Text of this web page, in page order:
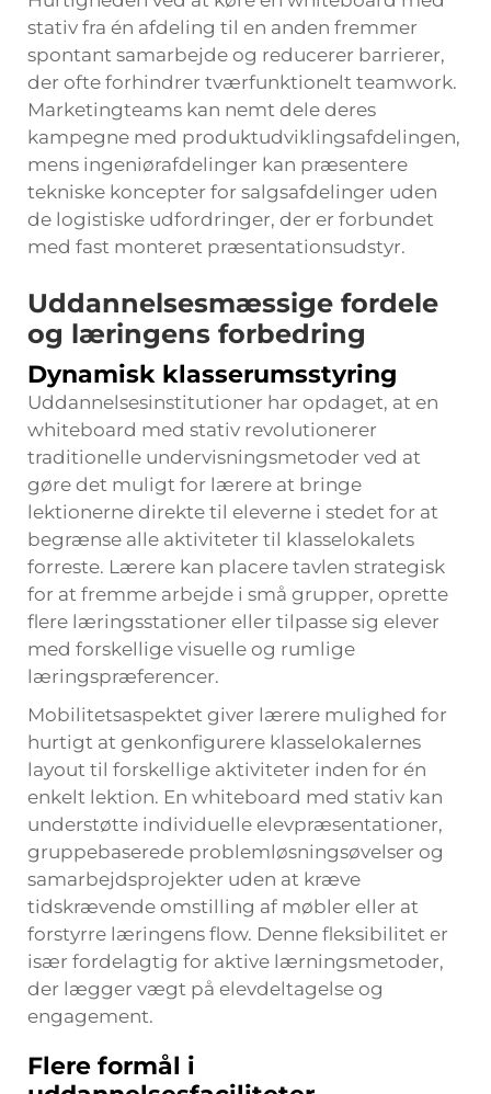
stativ fra én afdeling til en anden fremmer
spontant samarbejde og reducerer barrierer,
der ofte forhindrer tværfunktionelt teamwork.
Marketingteams kan nemt dele deres
kampegne med produktudviklingsafdelingen,
mens ingeniørafdelinger kan præsentere
tekniske koncepter for salgsafdelinger uden
de logistiske udfordringer, der er forbundet
med fast monteret præsentationsudstyr.
Uddannelsesmæssige fordele
og læringens forbedring
Dynamisk klasserumsstyring
Uddannelsesinstitutioner har opdaget, at en
whiteboard med stativ revolutionerer
traditionelle undervisningsmetoder ved at
gøre det muligt for lærere at bringe
lektionerne direkte til eleverne i stedet for at
begrænse alle aktiviteter til klasselokalets
forreste. Lærere kan placere tavlen strategisk
for at fremme arbejde i små grupper, oprette
flere læringsstationer eller tilpasse sig elever
med forskellige visuelle og rumlige
læringspræferencer.
Mobilitetsaspektet giver lærere mulighed for
hurtigt at genkonfigurere klasselokalernes
layout til forskellige aktiviteter inden for én
enkelt lektion. En whiteboard med stativ kan
understøtte individuelle elevpræsentationer,
gruppebaserede problemløsningsøvelser og
samarbejdsprojekter uden at kræve
tidskrævende omstilling af møbler eller at
forstyrre læringens flow. Denne fleksibilitet er
især fordelagtig for aktive lærningsmetoder,
der lægger vægt på elevdeltagelse og
engagement.
Flere formål i